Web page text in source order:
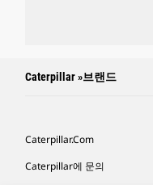
Caterpillar »브랜드
Caterpillar.com
Caterpillar에 문의